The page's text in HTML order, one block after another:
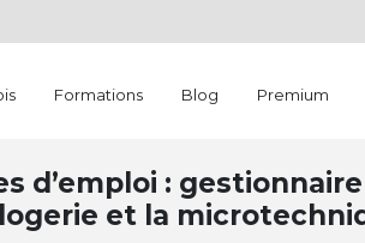
Formations Blog Premium
d’emploi :
et la